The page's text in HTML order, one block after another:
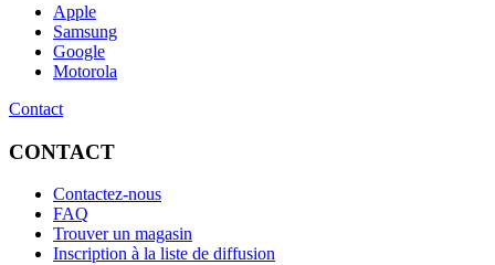
Apple
Samsung
Google
Motorola
Contact
CONTACT
Contactez-nous
FAQ
Trouver un magasin
Inscription à la liste de diffusion